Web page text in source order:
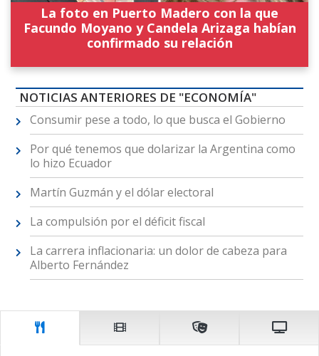
La foto en Puerto Madero con la que
Facundo Moyano y Candela Arizaga habían
confirmado su relación
NOTICIAS ANTERIORES DE "ECONOMÍA"
Consumir pese a todo, lo que busca el Gobierno
Por qué tenemos que dolarizar la Argentina como
lo hizo Ecuador
Martín Guzmán y el dólar electoral
La compulsión por el déficit fiscal
La carrera inflacionaria: un dolor de cabeza para
Alberto Fernández